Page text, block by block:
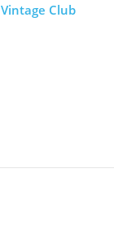
Vintage Club